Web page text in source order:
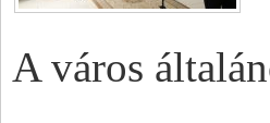
A város